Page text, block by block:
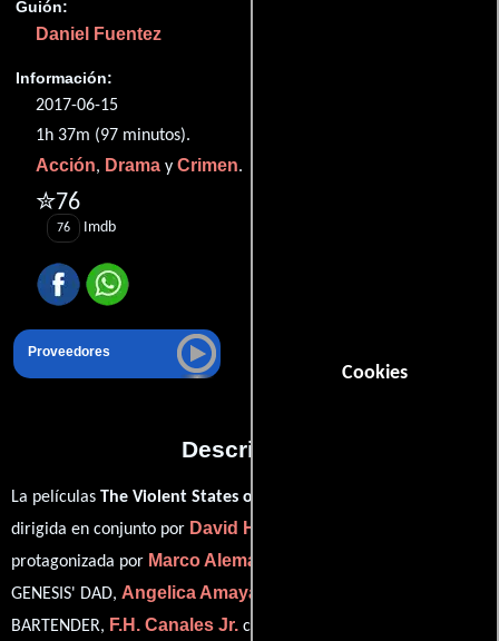
Cookies
Guión:
Daniel Fuentez
Información:
2017-06-15
1h 37m (97 minutos).
Acción, Drama y Crimen.
✮76
76 Imdb
Proveedores
Descripción
La películas The Violent States of America
dirigida en conjunto por David Hinojosa
protagonizada por Marco Aleman
GENESIS' DAD, Angelica Amaya
BARTENDER, F.H. Canales Jr. como Hitman,